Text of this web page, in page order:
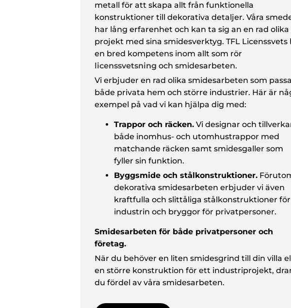
metall för att skapa allt från funktionella
konstruktioner till dekorativa detaljer. Våra
har lång erfarenhet och kan ta sig an en rad olika
projekt med sina smidesverktyg. TFL Licenssvets
en bred kompetens inom allt som rör
licenssvetsning och smidesarbeten.
Vi erbjuder en rad olika smidesarbeten som
både privata hem och större industrier. Här är
exempel på vad vi kan hjälpa dig med:
Trappor och räcken. Vi designar och
både inomhus- och utomhustrappor med
matchande räcken samt smidesgaller som
fyller sin funktion.
Byggsmide och stålkonstruktioner.
dekorativa smidesarbeten erbjuder vi även
kraftfulla och slittåliga stålkonstruktioner för
industrin och bryggor för privatpersoner.
Smidesarbeten för både privatpersoner och
företag.
När du behöver en liten smidesgrind till din villa
en större konstruktion för ett industriprojekt,
du fördel av våra smidesarbeten.